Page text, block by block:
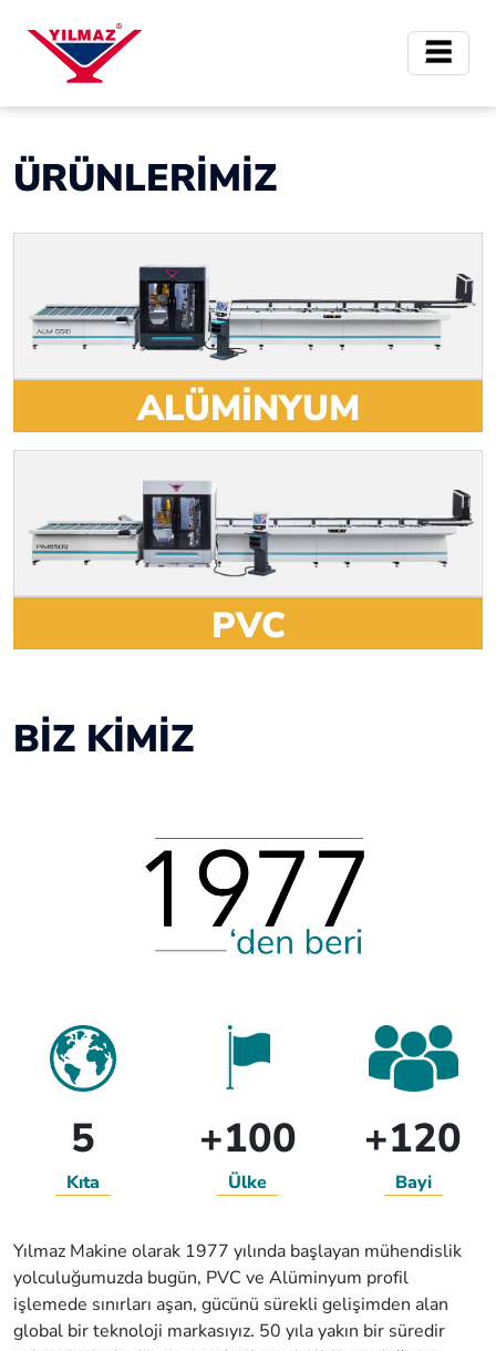
ÜRÜNLERİMİZ
ALÜMİNYUM
PVC
BİZ KİMİZ
5
Kıta
+100
Ülke
+120
Bayi
Yılmaz Makine olarak 1977 yılında başlayan mühendislik
yolculuğumuzda bugün, PVC ve Alüminyum profil
işlemede sınırları aşan, gücünü sürekli gelişimden alan
global bir teknoloji markasıyız. 50 yıla yakın bir süredir